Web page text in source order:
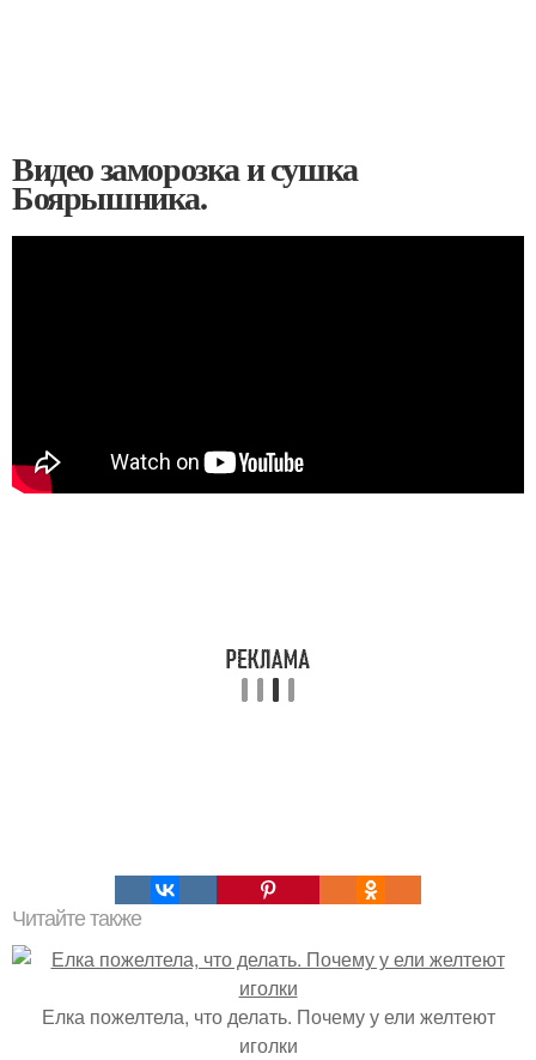
Видео заморозка и сушка
Боярышника.
Читайте также
Елка пожелтела, что делать. Почему у ели желтеют
иголки